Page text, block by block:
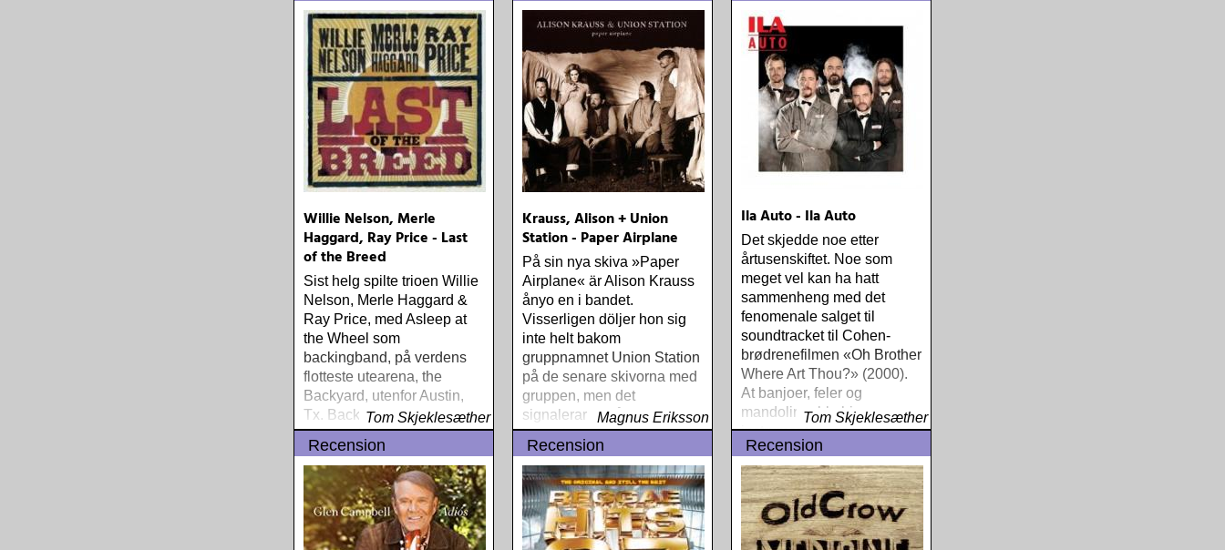
Willie Nelson, Merle
Haggard, Ray Price - Last
of the Breed
Sist helg spilte trioen Willie
Nelson, Merle Haggard &
Ray Price, med Asleep at
the Wheel som
backingband, på verdens
flotteste utearena, the
Backyard, utenfor Austin,
Tx. Backyard ligger et
kvarters kjøretur fra Willies
hjem, han åpner sesongen
der hver vår
Tom Skjeklesæther
Krauss, Alison + Union
Station - Paper Airplane
På sin nya skiva »Paper
Airplane« är Alison Krauss
ånyo en i bandet.
Visserligen döljer hon sig
inte helt bakom
gruppnamnet Union Station
på de senare skivorna med
gruppen, men det
signalerar ändå att albumet
inte primärt är en
solosatsning från Alison
Krauss
Magnus Eriksson
Ila Auto - Ila Auto
Det skjedde noe etter
årtusenskiftet. Noe som
meget vel kan ha hatt
sammenheng med det
fenomenale salget til
soundtracket til Cohen-
brødrenefilmen «Oh Brother
Where Art Thou?» (2000).
At banjoer, feler og
mandoliner ble hippe
instrumenter også for unge
mennesker
Tom Skjeklesæther
Recension Recension Recension